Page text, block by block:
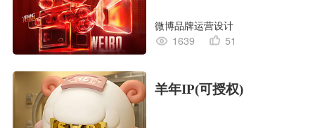
微博品牌运营设计
1639
51
羊年IP(可授权)